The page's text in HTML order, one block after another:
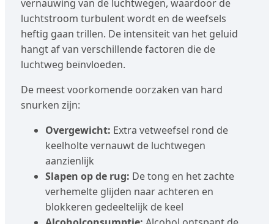
vernauwing van de luchtwegen, waardoor de
luchtstroom turbulent wordt en de weefsels
heftig gaan trillen. De intensiteit van het geluid
hangt af van verschillende factoren die de
luchtweg beïnvloeden.
De meest voorkomende oorzaken van hard
snurken zijn:
Overgewicht: Extra vetweefsel rond de
keelholte vernauwt de luchtwegen
aanzienlijk
Slapen op de rug: De tong en het zachte
verhemelte glijden naar achteren en
blokkeren gedeeltelijk de keel